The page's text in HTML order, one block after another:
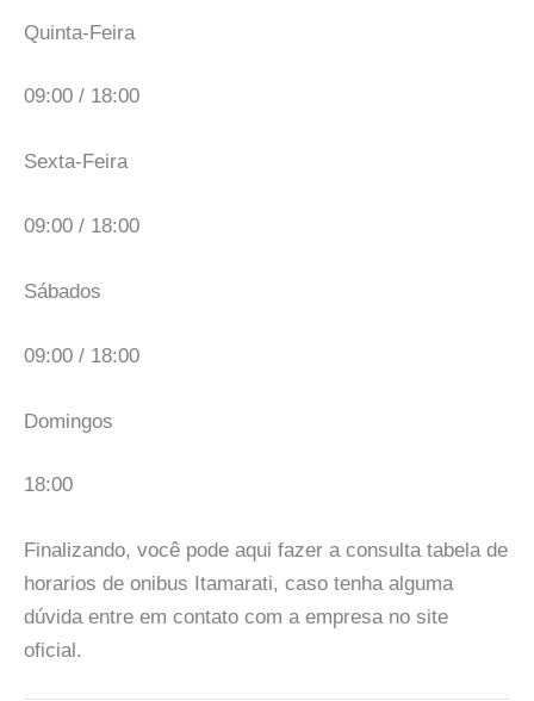
Quinta-Feira
09:00 / 18:00
Sexta-Feira
09:00 / 18:00
Sábados
09:00 / 18:00
Domingos
18:00
Finalizando, você pode aqui fazer a consulta tabela de
horarios de onibus Itamarati, caso tenha alguma
dúvida entre em contato com a empresa no site
oficial.